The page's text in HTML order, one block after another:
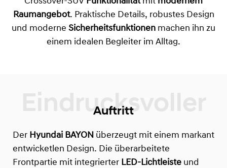
Raumangebot. Praktische Details, robustes Design
und moderne Sicherheitsfunktionen machen ihn zu
einem idealen Begleiter im Alltag.
Auftritt
Der Hyundai BAYON überzeugt mit einem markant
entwicketlen Design. Die überarbeitete
Frontpartie mit integrierter LED-Lichtleiste und